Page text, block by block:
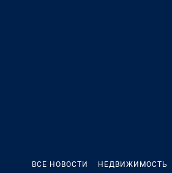
ВСЕ НОВОСТИ НЕДВИЖИМОСТЬ